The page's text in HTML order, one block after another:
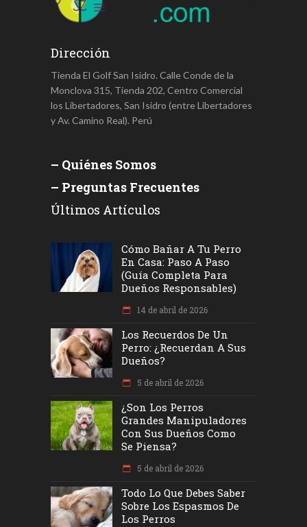
Dirección
Tienda El Golf San Isidro. Calle Conde de la
Monclova 315, Tienda 202, Centro Comercial
los Libertadores, San Isidro (entre Libertadores
y Av. Camino Real). Perú
– Quiénes Somos
– Preguntas Frecuentes
Últimos Artículos
Cómo Bañar A Tu Perro
En Casa: Paso A Paso
(Guía Completa Para
Dueños Responsables)
14 de abril de 2026
Los Recuerdos De Un
Perro: ¿recuerdan A Sus
Dueños?
5 de abril de 2026
¿Son Los Perros
Grandes Manipuladores
Con Sus Dueños Como
Se Piensa?
5 de abril de 2026
Todo Lo Que Debes Saber
Sobre Los Espasmos De
Los Perros